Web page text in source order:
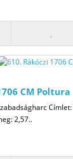
CM Poltura
2,57..